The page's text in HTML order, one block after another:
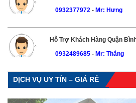
0932377972- Mr: Hưng
Hỗ Trợ Khách Hàng Quận
0932489685- Mr: Thắng
DỊCH VỤ UY TÍN – GIÁ RẺ